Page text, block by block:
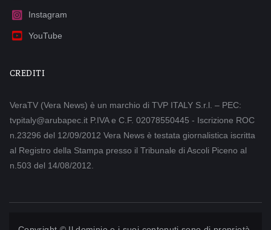
Instagram
YouTube
CREDITI
VeraTV (Vera News) è un marchio di TVP ITALY S.r.l. – PEC:
tvpitaly@arubapec.it P.IVA e C.F. 02078550445 - Iscrizione ROC
n.23296 del 12/09/2012 Vera News è testata giornalistica iscritta
al Registro della Stampa presso il Tribunale di Ascoli Piceno al
n.503 del 14/08/2012.